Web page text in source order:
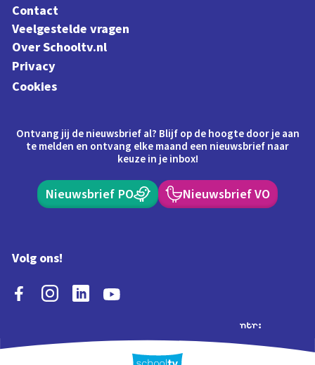
Contact
Veelgestelde vragen
Over Schooltv.nl
Privacy
Cookies
Ontvang jij de nieuwsbrief al? Blijf op de hoogte door je aan
te melden en ontvang elke maand een nieuwsbrief naar
keuze in je inbox!
Nieuwsbrief PO Nieuwsbrief VO
Volg ons!